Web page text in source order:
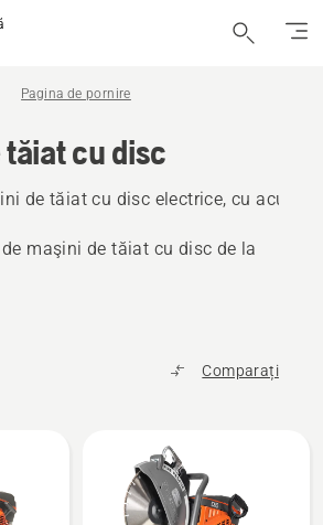
Pagina de pornire
cu disc
de tăiat cu disc electrice, cu
maşini de tăiat cu disc de la
Comparați